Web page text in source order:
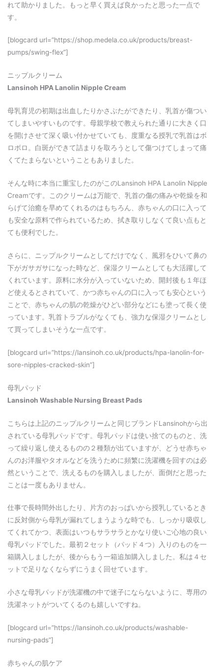
れて助かりました。もっと早く買えば良かったと思った一点で
す。
[blogcard url=”https://shop.medela.co.uk/products/breast-
pumps/swing-flex”]
ニップルクリーム
Lansinoh HPA Lanolin Nipple Cream
母乳育児の初期は出血したりかさぶたができたり、乳首が傷つい
てしまいやすいものです。母親学校で教えられた通りに大きく口
を開けさせて深く吸い付かせていても、度重なる授乳で乳首はボ
ロボロ。白斑ができて詰まりを取ろうとして傷つけてしまって痛
くてたまらないということもありました。
そんな時に本当に重宝したのがこのLansinoh HPA Lanolin Nipple
Creamです。このクリームは万能で、乳首の傷の痛みや乾燥を和
らげて治癒を早めてくれるのはもちろん、赤ちゃんの口に入って
も安全な原料で作られているため、拭き取りしなくて良い点もと
ても便利でした。
さらに、ニップルクリームとしてだけでなく、風邪をひいて鼻の
下がガサガサになった時など、保湿クリームとしても大活躍して
くれています。原料に水分が入っていないため、開封後も１年ほ
ど使えるとされていて、かつ赤ちゃんの口に入っても安心という
ことで、赤ちゃんの肌の乾燥がひどい部分などにも塗って長く使
っています。乳首トラブルがなくても、強力な保湿クリームとし
て買ってしまいそうな一点です。
[blogcard url=”https://lansinoh.co.uk/products/hpa-lanolin-for-
sore-nipples-cracked-skin”]
母乳パッド
Lansinoh Washable Nursing Breast Pads
こちらは上記のニップルクリームと同じブランドLansinohから出
されている母乳パッドです。母乳パッドは使い捨てのものと、洗
って繰り返し使えるものの２種類が出ていますが、どうせ赤ちゃ
んのお洋服やタオルなどを洗うために頻繁に洗濯機を回すのは必
然ということで、洗えるものを購入しましたが、面倒だと思った
ことは一度もありません。
仕事で長時間外出したり、片方のおっぱいから授乳しているとき
に反対側から母乳が漏れてしまうような時でも、しっかり吸収し
てくれてかつ、表面はいつもサラサラとかなり使いご心地の良い
母乳パッドでした。最初２セット（パッド４つ）入りのものを一
箱購入しましたが、後からもう一箱追加購入しました。私は４セ
ットで足りなくならずにうまく回せています。
小さな母乳パッドが洗濯機の中で迷子にならないように、専用の
洗濯ネットがついてくるのも嬉しいですね。
[blogcard url=”https://lansinoh.co.uk/products/washable-
nursing-pads”]
赤ちゃんの肌ケア